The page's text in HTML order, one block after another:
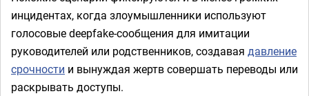
инцидентах, когда злоумышленники используют
голосовые deepfake-сообщения для имитации
руководителей или родственников, создавая давление
срочности и вынуждая жертв совершать переводы или
раскрывать доступы.